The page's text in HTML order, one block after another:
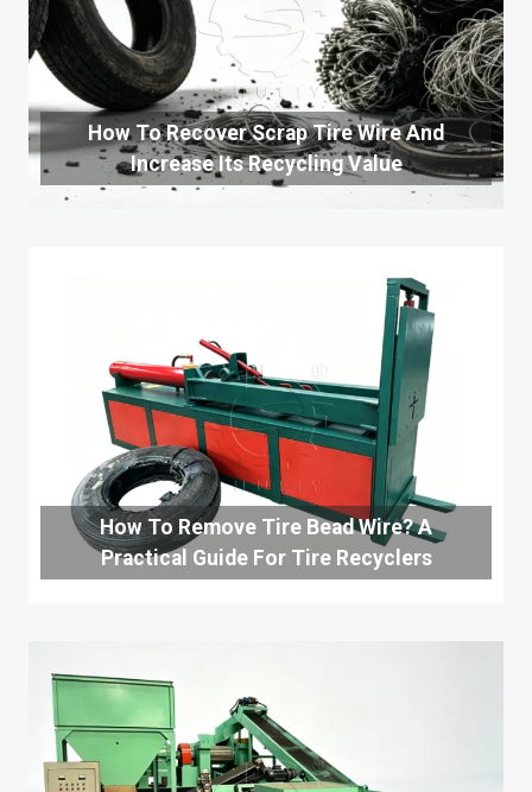
How To Recover Scrap Tire Wire And
Increase Its Recycling Value
How To Remove Tire Bead Wire? A
Practical Guide For Tire Recyclers